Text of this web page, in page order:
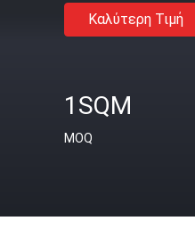
Καλύτερη Τιμή
1SQM
MOQ